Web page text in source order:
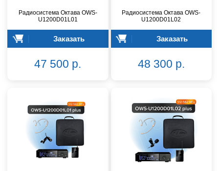
Радиосистема Октава OWS-
U1200D01L01
Заказать
47 500 р.
Радиосистема Октава OWS-
U1200D01L02
Заказать
48 300 р.